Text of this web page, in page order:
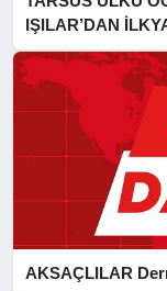
IŞILAR’DAN
CAN FİDAN’A
AKSAÇLILAR